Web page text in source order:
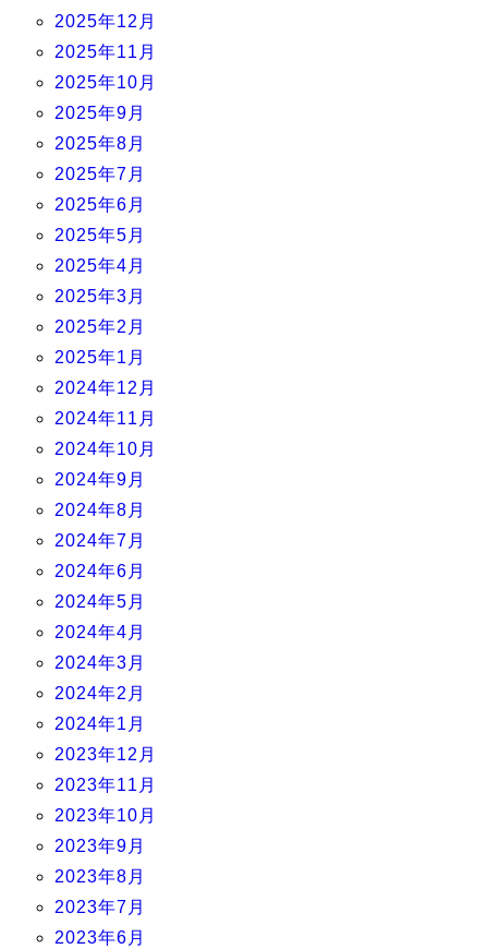
2025年12月
2025年11月
2025年10月
2025年9月
2025年8月
2025年7月
2025年6月
2025年5月
2025年4月
2025年3月
2025年2月
2025年1月
2024年12月
2024年11月
2024年10月
2024年9月
2024年8月
2024年7月
2024年6月
2024年5月
2024年4月
2024年3月
2024年2月
2024年1月
2023年12月
2023年11月
2023年10月
2023年9月
2023年8月
2023年7月
2023年6月